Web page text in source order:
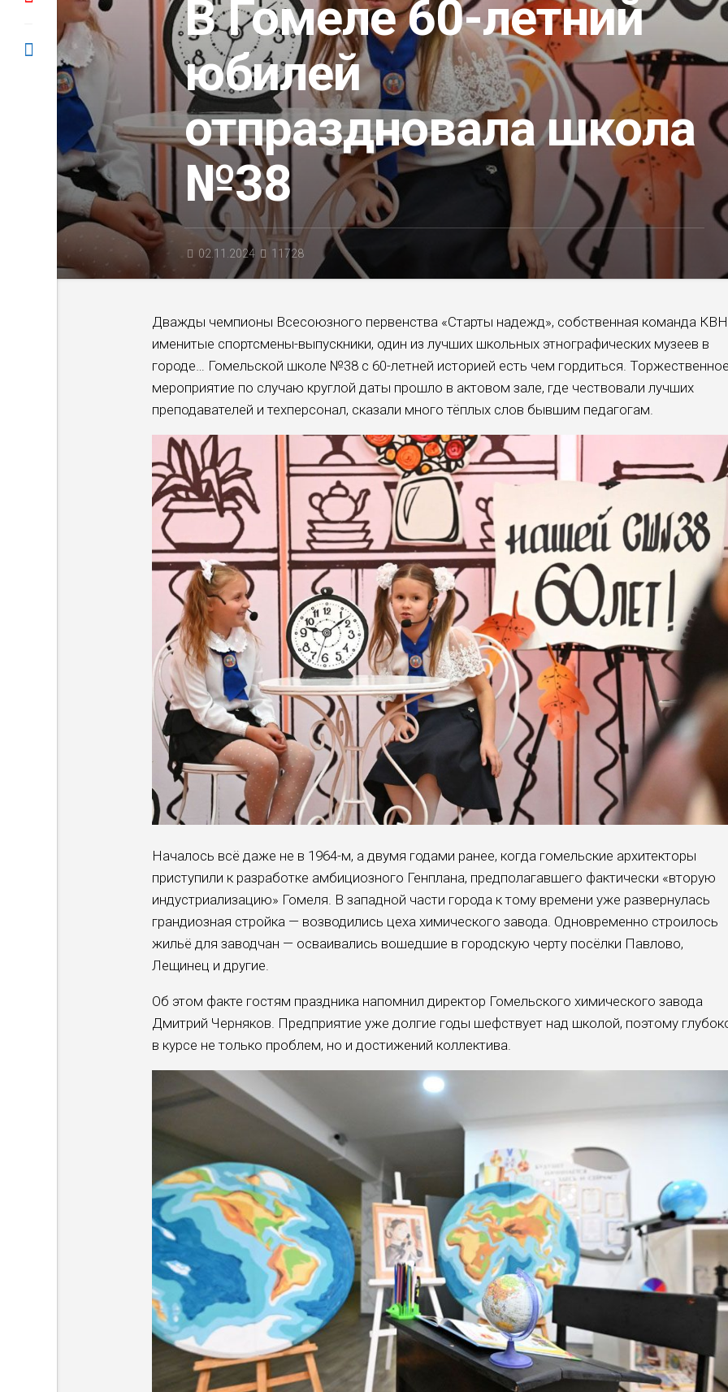
В Гомеле 60-летний
юбилей
отпраздновала школа
№38
02.11.2024 11728
Дважды чемпионы Всесоюзного первенства «Старты надежд», собственная команда
именитые спортсмены-выпускники, один из лучших школьных этнографических музеев в
городе… Гомельской школе №38 с 60-летней историей есть чем гордиться.
мероприятие по случаю круглой даты прошло в актовом зале, где чествовали лучших
преподавателей и техперсонал, сказали много тёплых слов бывшим педагогам.
Началось всё даже не в 1964-м, а двумя годами ранее, когда гомельские архитекторы
приступили к разработке амбициозного Генплана, предполагавшего фактически «вторую
индустриализацию» Гомеля. В западной части города к тому времени уже развернулась
грандиозная стройка — возводились цеха химического завода. Одновременно строилось
жильё для заводчан — осваивались вошедшие в городскую черту посёлки Павлово,
Лещинец и другие.
Об этом факте гостям праздника напомнил директор Гомельского химического завода
Дмитрий Черняков. Предприятие уже долгие годы шефствует над школой, поэтому
в курсе не только проблем, но и достижений коллектива.